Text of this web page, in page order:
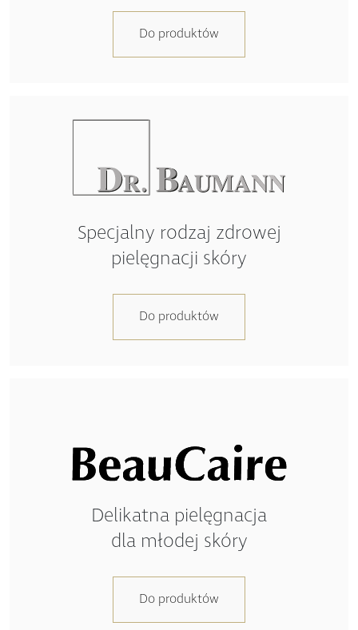
Do produktów
pielęgnacji skóry
Do produktów
Delikatna pielęgnacja
dla młodej skóry
Do produktów